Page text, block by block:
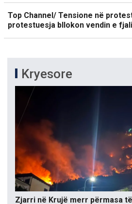
Top Channel/ Tensione në
protestuesja bllokon vendin e
Kryesore
Zjarri në Krujë merr përmasa